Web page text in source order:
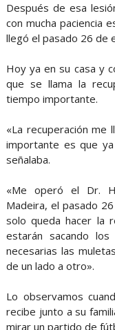
Después de esa
con mucha paciencia
llegó el pasado 26 de
Hoy ya en su casa y
que se llama la
tiempo importante.
«La recuperación
importante es que
señalaba.
«Me operó el Dr.
Madeira, el pasado
solo queda hacer la
estarán sacando
necesarias las
de un lado a otro».
Lo observamos
recibe junto a su
mirar un partido de